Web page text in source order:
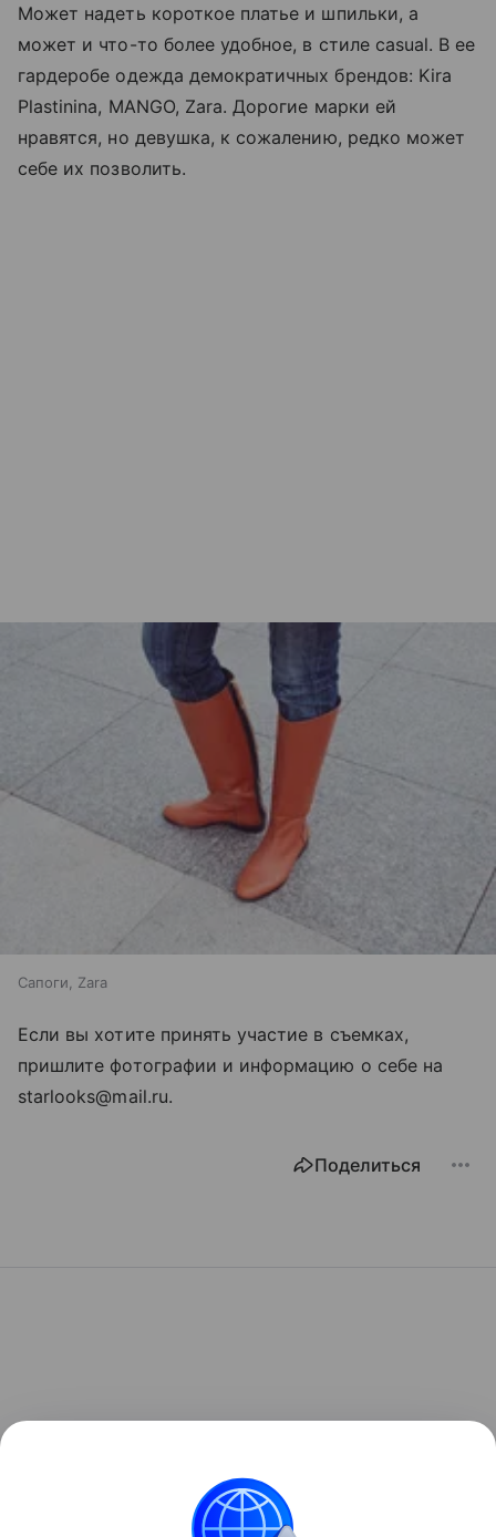
Может надеть короткое платье и шпильки, а
может и что-то более удобное, в стиле casual. В ее
гардеробе одежда демократичных брендов: Kira
Plastinina, MANGO, Zara. Дорогие марки ей
нравятся, но девушка, к сожалению, редко может
себе их позволить.
Сапоги, Zara
Если вы хотите принять участие в съемках,
пришлите фотографии и информацию о себе на
starlooks@mail.ru.
Поделиться